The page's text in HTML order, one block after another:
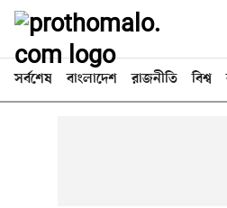
সর্বশেষ বাংলাদেশ রাজনীতি বিশ্ব